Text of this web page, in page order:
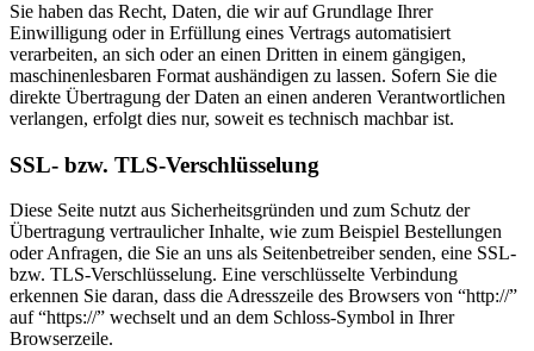
Sie haben das Recht, Daten, die wir auf Grundlage Ihrer
Einwilligung oder in Erfüllung eines Vertrags automatisiert
verarbeiten, an sich oder an einen Dritten in einem gängigen,
maschinenlesbaren Format aushändigen zu lassen. Sofern Sie die
direkte Übertragung der Daten an einen anderen Verantwortlichen
verlangen, erfolgt dies nur, soweit es technisch machbar ist.
SSL- bzw. TLS-Verschlüsselung
Diese Seite nutzt aus Sicherheitsgründen und zum Schutz der
Übertragung vertraulicher Inhalte, wie zum Beispiel Bestellungen
oder Anfragen, die Sie an uns als Seitenbetreiber senden, eine SSL-
bzw. TLS-Verschlüsselung. Eine verschlüsselte Verbindung
erkennen Sie daran, dass die Adresszeile des Browsers von “http://”
auf “https://” wechselt und an dem Schloss-Symbol in Ihrer
Browserzeile.